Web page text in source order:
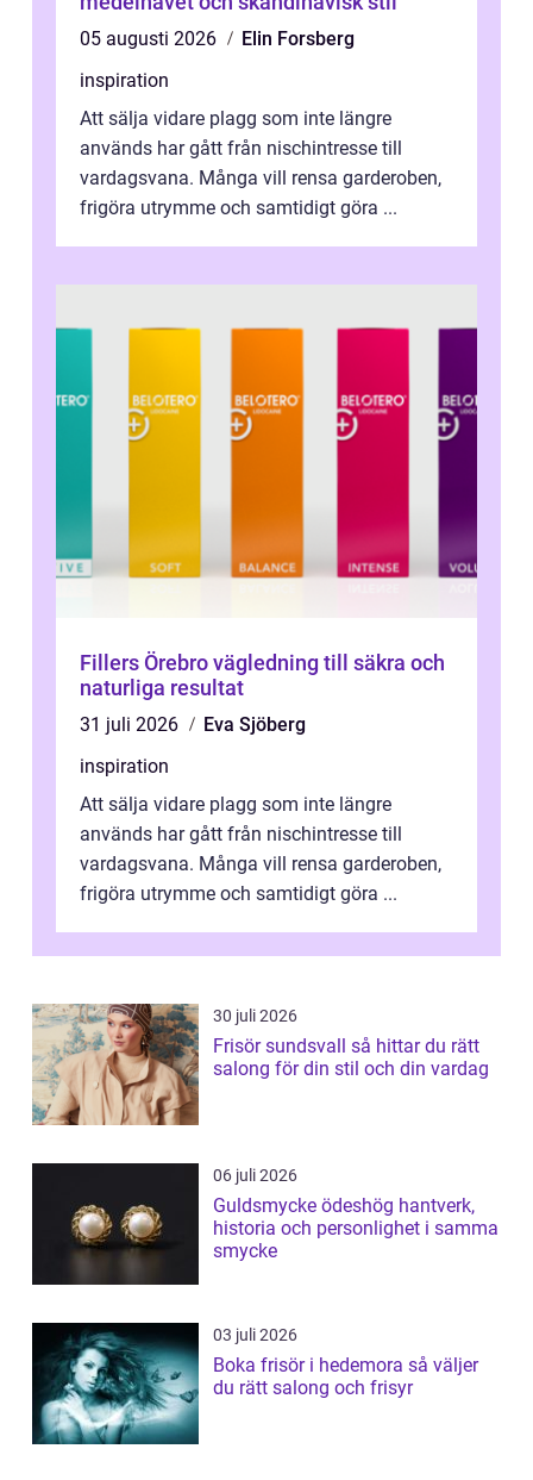
05 augusti 2026
Elin Forsberg
inspiration
Att sälja vidare plagg som inte längre
används har gått från nischintresse till
vardagsvana. Många vill rensa garderoben,
frigöra utrymme och samtidigt göra ...
Fillers Örebro vägledning till säkra och
naturliga resultat
31 juli 2026
Eva Sjöberg
inspiration
Att sälja vidare plagg som inte längre
används har gått från nischintresse till
vardagsvana. Många vill rensa garderoben,
frigöra utrymme och samtidigt göra ...
30 juli 2026
Frisör sundsvall så hittar du rätt
salong för din stil och din vardag
06 juli 2026
Guldsmycke ödeshög hantverk,
historia och personlighet i samma
smycke
03 juli 2026
Boka frisör i hedemora så väljer
du rätt salong och frisyr